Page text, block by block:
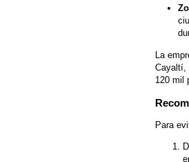
La
Cayaltí,
120 mil
Para